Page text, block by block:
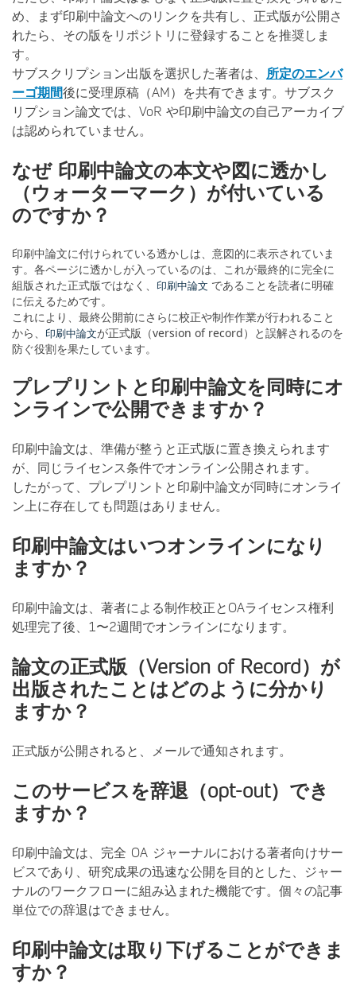
め、まず印刷中論文へのリンクを共有し、正式版が公開さ
れたら、その版をリポジトリに登録することを推奨しま
す。
サブスクリプション出版を選択した著者は、 所定のエンバ
ーゴ期間後に受理原稿（AM）を共有できます。サブスク
リプション論文では、VoR や印刷中論文の自己アーカイブ
は認められていません。
なぜ 印刷中論文の本文や図に透かし
（ウォーターマーク）が付いている
のですか？
印刷中論文に付けられている透かしは、意図的に表示されていま
す。各ページに透かしが入っているのは、これが最終的に完全に
組版された正式版ではなく、 印刷中論文 であることを読者に明確
に伝えるためです。
これにより、最終公開前にさらに校正や制作作業が行われること
から、 印刷中論文が正式版（version of record）と誤解されるのを
防ぐ役割を果たしています。
プレプリントと印刷中論文を同時にオ
ンラインで公開できますか？
印刷中論文は、準備が整うと正式版に置き換えられます
が、同じライセンス条件でオンライン公開されます。
したがって、プレプリントと印刷中論文が同時にオンライ
ン上に存在しても問題はありません。
印刷中論文はいつオンラインになり
ますか？
印刷中論文は、著者による制作校正とOAライセンス権利
処理完了後、1〜2週間でオンラインになります。
論文の正式版（Version of Record）が
出版されたことはどのように分かり
ますか？
正式版が公開されると、メールで通知されます。
このサービスを辞退（opt-out）でき
ますか？
印刷中論文は、完全 OA ジャーナルにおける著者向けサー
ビスであり、研究成果の迅速な公開を目的とした、ジャー
ナルのワークフローに組み込まれた機能です。個々の記事
単位での辞退はできません。
印刷中論文は取り下げることができま
すか？